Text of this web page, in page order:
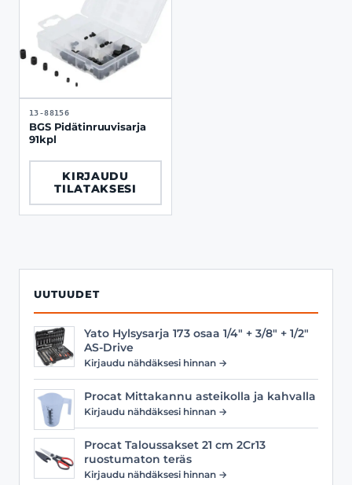
UUTUUDET
Yato Hylsysarja 173 osaa 1/4" + 3/8" + 1/2"
AS-Drive
Kirjaudu nähdäksesi hinnan →
Procat Mittakannu asteikolla ja kahvalla
Kirjaudu nähdäksesi hinnan →
Procat Taloussakset 21 cm 2Cr13
ruostumaton teräs
Kirjaudu nähdäksesi hinnan →
13-88156
BGS Pidätinruuvisarja
91kpl
KIRJAUDU
TILATAKSESI